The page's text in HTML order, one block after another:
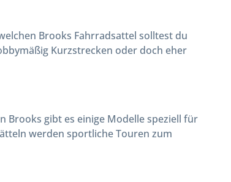
Brooks Fahrradsattel solltest du
Kurzstrecken oder doch eher
Brooks gibt es einige Modelle speziell für
werden sportliche Touren zum